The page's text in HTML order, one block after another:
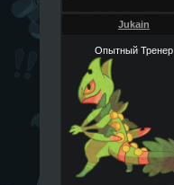
Jukain
Опытный Тренер